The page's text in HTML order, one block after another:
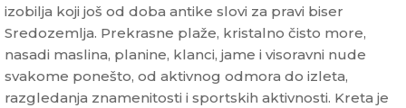
izobilja koji još od doba antike slovi za pravi biser
Sredozemlja. Prekrasne plaže, kristalno čisto more,
nasadi maslina, planine, klanci, jame i visoravni nude
svakome ponešto, od aktivnog odmora do izleta,
razgledanja znamenitosti i sportskih aktivnosti. Kreta je